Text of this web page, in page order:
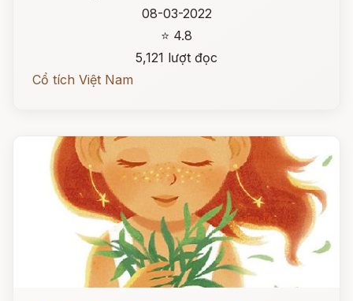
08-03-2022
⭐ 4.8
5,121 lượt đọc
Cổ tích Việt Nam